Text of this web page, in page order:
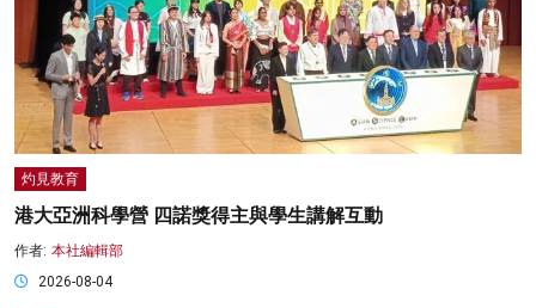
灼見教育
港大亞洲科學營 四諾獎得主與學生講解互動
作者: 本社編輯部
2026-08-04